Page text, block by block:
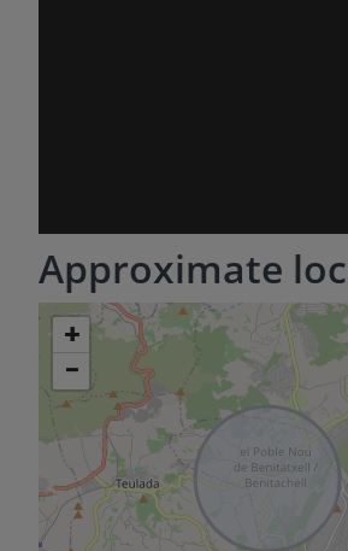
Approximate
+
−